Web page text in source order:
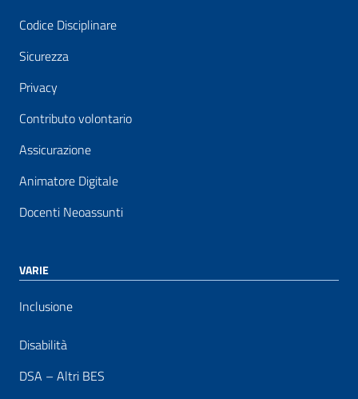
Codice Disciplinare
Sicurezza
Privacy
Contributo volontario
Assicurazione
Animatore Digitale
Docenti Neoassunti
VARIE
Inclusione
Disabilità
DSA – Altri BES